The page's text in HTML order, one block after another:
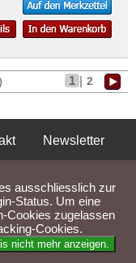
1 | 2
Newsletter
ausschliesslich zur
Status. Um eine
Cookies zugelassen
Cookies.
nicht mehr anzeigen.